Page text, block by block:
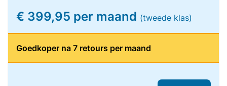
€ 399,95 per maand (tweede klas)
Goedkoper na 7 retours per maand